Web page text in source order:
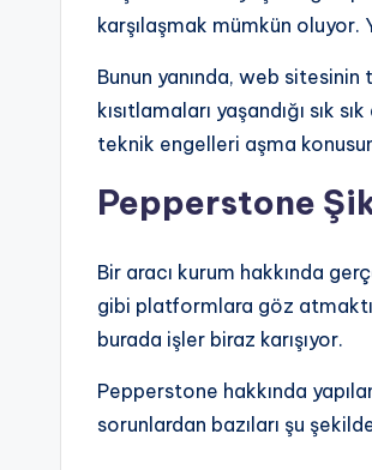
karşılaşmak mümkün oluyor.
Bunun yanında, web
kısıtlamaları yaşandığı sık
teknik engelleri aşma
Pepperstone
Bir aracı kurum hakkında
gibi platformlara göz
burada işler biraz karışıyor.
Pepperstone hakkında
sorunlardan bazıları şu